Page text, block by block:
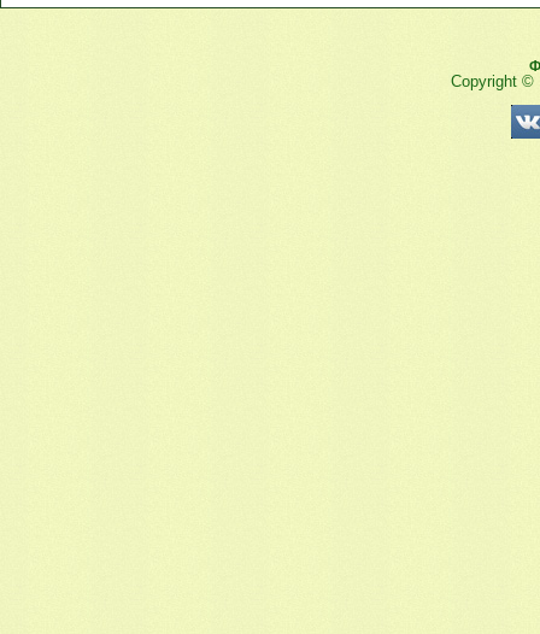
Copyright ©